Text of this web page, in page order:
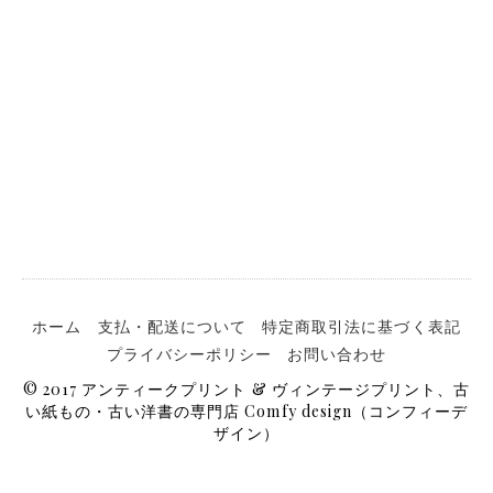
ホーム 支払・配送について
特定商取引法に基づく表記
プライバシーポリシー
お問い合わせ
© 2017 アンティークプリント & ヴィンテージプリント、古
い紙もの・古い洋書の専門店 Comfy design（コンフィーデ
ザイン）